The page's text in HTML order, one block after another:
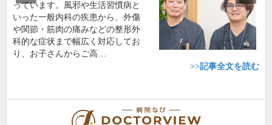
っています。風邪や生活習慣病と
いった一般内科の疾患から、外傷
や関節・筋肉の痛みなどの整形外
科的な症状まで幅広く対応してお
り、お子さんからご高…
>>記事全文を読む